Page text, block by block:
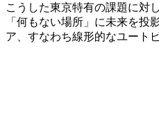
こうした東京特有の課題に対
「何もない場所」に未来を
ア、すなわち線形的なユート